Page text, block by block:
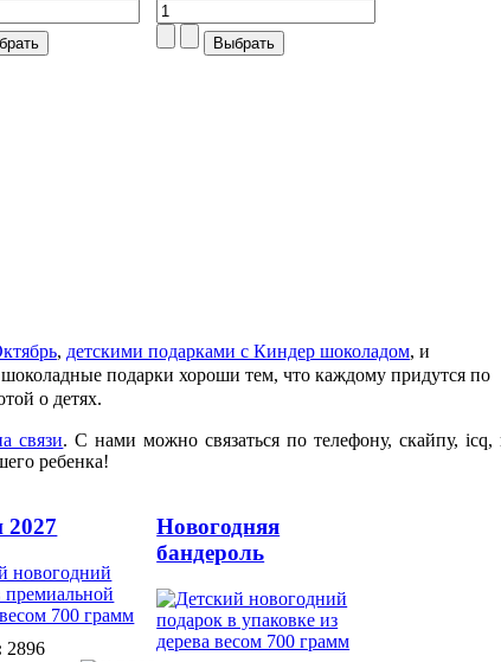
, детскими подарками с Киндер шоколадом, и
подарки хороши тем, что каждому придутся по
о детях.
связи. С нами можно связаться по телефону, скайпу, icq,
ребенка!
2896
Новогодняя
бандероль